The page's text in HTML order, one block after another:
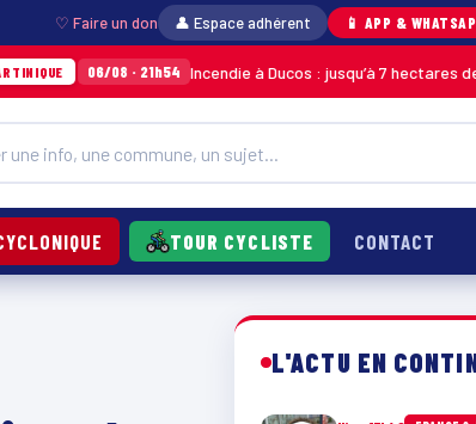
♡ Faire un don 👤 Espace adhérent 📱 APP &
· 21h54 Incendie à Ducos : jusqu’à 7 hectares de la
TOUR CYCLISTE CONTACT
L'ACTU EN